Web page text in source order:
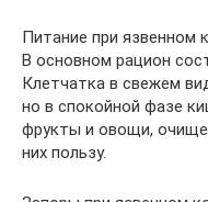
Питание при язвенном
В основном рацион
Клетчатка в свежем
но в спокойной фазе
фрукты и овощи,
них пользу.